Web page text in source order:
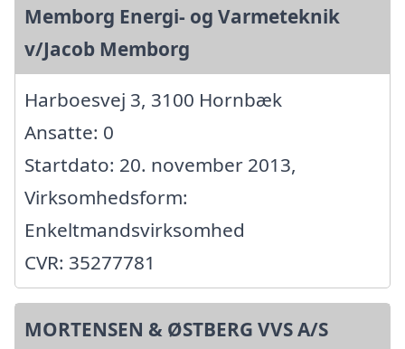
Memborg Energi- og Varmeteknik
v/Jacob Memborg
Harboesvej 3, 3100 Hornbæk
Ansatte: 0
Startdato: 20. november 2013,
Virksomhedsform:
Enkeltmandsvirksomhed
CVR: 35277781
MORTENSEN & ØSTBERG VVS A/S